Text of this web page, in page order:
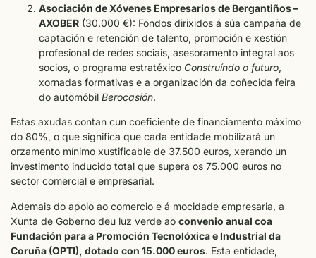
Asociación de Xóvenes Empresarios de Bergantiños –
AXOBER (30.000 €): Fondos dirixidos á súa campaña de
captación e retención de talento, promoción e xestión
profesional de redes sociais, asesoramento integral aos
socios, o programa estratéxico Construíndo o futuro,
xornadas formativas e a organización da coñecida feira
do automóbil Berocasión.
Estas axudas contan cun coeficiente de financiamento máximo
do 80%, o que significa que cada entidade mobilizará un
orzamento mínimo xustificable de 37.500 euros, xerando un
investimento inducido total que supera os 75.000 euros no
sector comercial e empresarial.
Ademais do apoio ao comercio e á mocidade empresaria, a
Xunta de Goberno deu luz verde ao convenio anual coa
Fundación para a Promoción Tecnolóxica e Industrial da
Coruña (OPTI), dotado con 15.000 euros. Esta entidade,